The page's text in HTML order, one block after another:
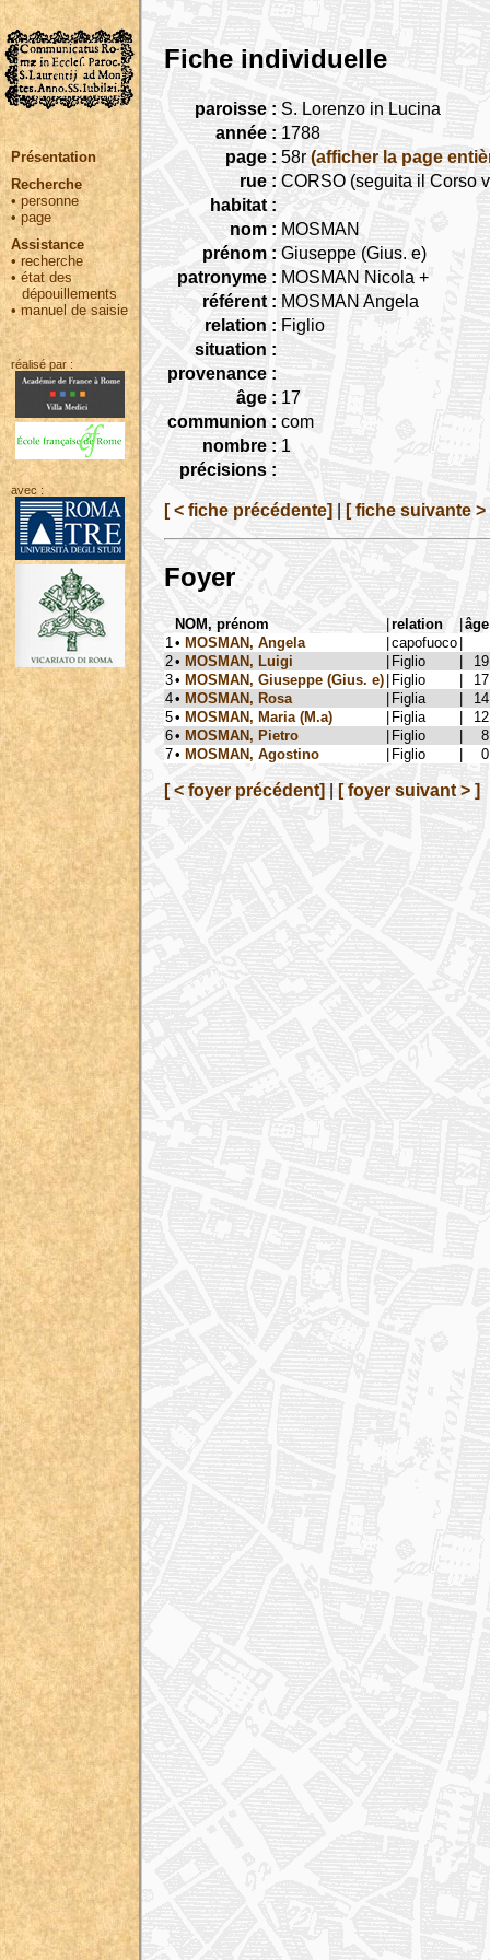
Présentation
Recherche
• personne
•page
Assistance
• recherche
•état des
dépouillements
•manuel de saisie
réalisé par :
avec :
Fiche individuelle
paroisse : S. Lorenzo in Lucina
année : 1788
page : 58r (afficher la page
rue : CORSO (seguita il Corso
habitat :
nom : MOSMAN
prénom : Giuseppe (Gius. e)
patronyme : MOSMAN Nicola +
référent : MOSMAN Angela
relation : Figlio
situation :
provenance :
âge : 17
communion : com
nombre : 1
précisions :
[ < fiche précédente] [ fiche suivante >
Foyer
NOM, prénom |relation |âge
1 • MOSMAN, Angela |capofuoco |
2• MOSMAN, Luigi | Figlio |
19
3• MOSMAN, Giuseppe (Gius. e) | Figlio |
17
4• MOSMAN, Rosa | Figlia |
14
5• MOSMAN, Maria (M.a) | Figlia |
12
6• MOSMAN, Pietro | Figlio |
8
7• MOSMAN, Agostino | Figlio | 0
[ < foyer précédent] [ foyer suivant > ]